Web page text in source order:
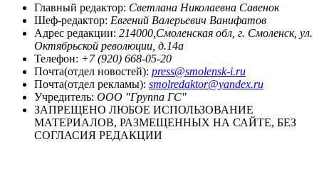
Главный редактор: Светлана Николаевна Савенок
Шеф-редактор: Евгений Валерьевич Ванифатов
Адрес редакции: 214000,Смоленская обл, г. Смоленск, ул.
Октябрьской революции, д.14а
Телефон: +7 (920) 668-05-20
Почта(отдел новостей): press@smolensk-i.ru
Почта(отдел рекламы): smolredaktor@yandex.ru
Учредитель: ООО "Группа ГС"
ЗАПРЕЩЕНО ЛЮБОЕ ИСПОЛЬЗОВАНИЕ
МАТЕРИАЛОВ, РАЗМЕЩЕННЫХ НА САЙТЕ, БЕЗ
СОГЛАСИЯ РЕДАКЦИИ